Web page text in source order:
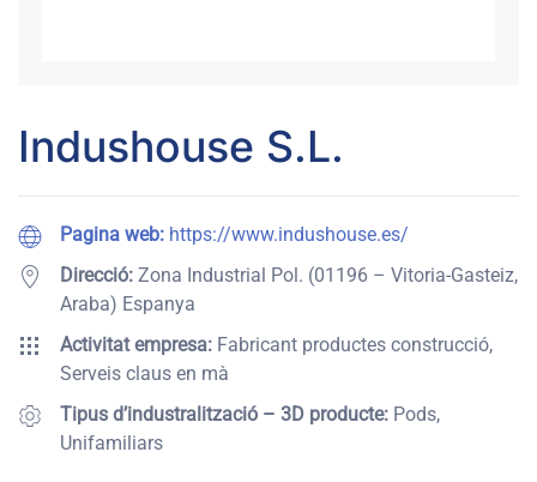
Indushouse S.L.
Pagina web: https://www.indushouse.es/
Direcció: Zona Industrial Pol. (01196 – Vitoria-Gasteiz,
Araba) Espanya
Activitat empresa: Fabricant productes construcció,
Serveis claus en mà
Tipus d’industralització – 3D producte: Pods,
Unifamiliars